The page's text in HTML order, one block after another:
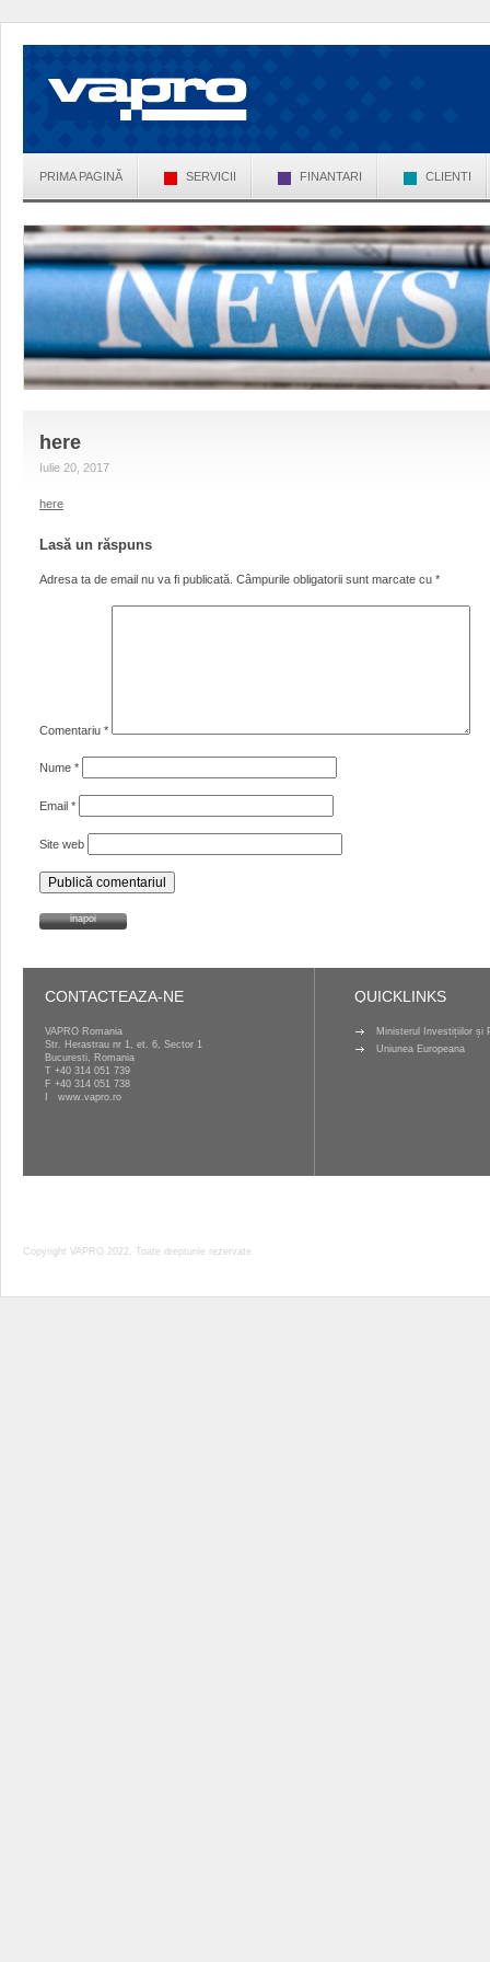
PRIMA PAGINĂ SERVICII FINANTARI CLIENTI
here
Iulie 20, 2017
here
Lasă un răspuns
Adresa ta de email nu va fi publicată. Câmpurile obligatorii sunt marcate cu *
Comentariu *
Nume *
Email *
Site web
inapoi
CONTACTEAZA-NE
VAPRO Romania
Str. Herastrau nr 1, et. 6, Sector 1
Bucuresti, Romania
T +40 314 051 739
F +40 314 051 738
www.vapro.ro
QUICKLINKS
Ministerul Investițiilor și
Uniunea Europeana
Copyright VAPRO 2022, Toate drepturile rezervate